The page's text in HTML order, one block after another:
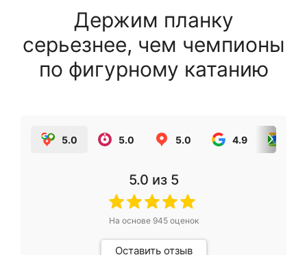
Держим планку
серьезнее, чем чемпионы
по фигурному катанию
5.0 5.0 5.0 4.9
5.0 из 5
На основе 945оценок
Оставить отзыв